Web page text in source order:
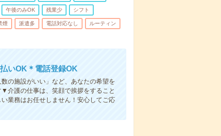
午後のみOK 残業少 シフト
煙 派遣多 電話対応なし ルーティン
いOK＊電話登録OK
の施設がいい」など、あなたの希望を
介護の仕事は、笑顔で挨拶をすること
業務はお任せしません！安心してご応